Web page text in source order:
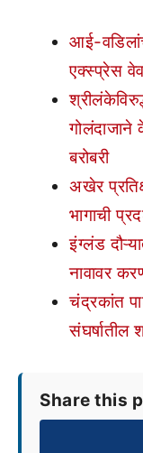
आई-
एक्स्प्रेस
बरोबरी
अखेर
भागाची
इंग्लंड
नावावर
चंद्रकांत
संघर्षातील
Share this